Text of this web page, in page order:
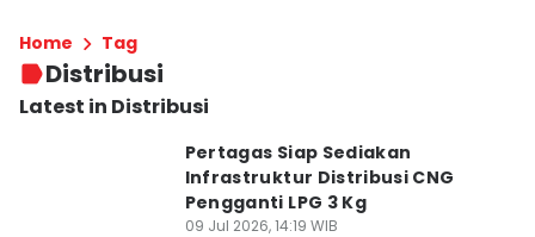
Home Tag
Distribusi
Latest in Distribusi
Pertagas Siap Sediakan
Infrastruktur Distribusi CNG
Pengganti LPG 3 Kg
09 Jul 2026, 14:19 WIB